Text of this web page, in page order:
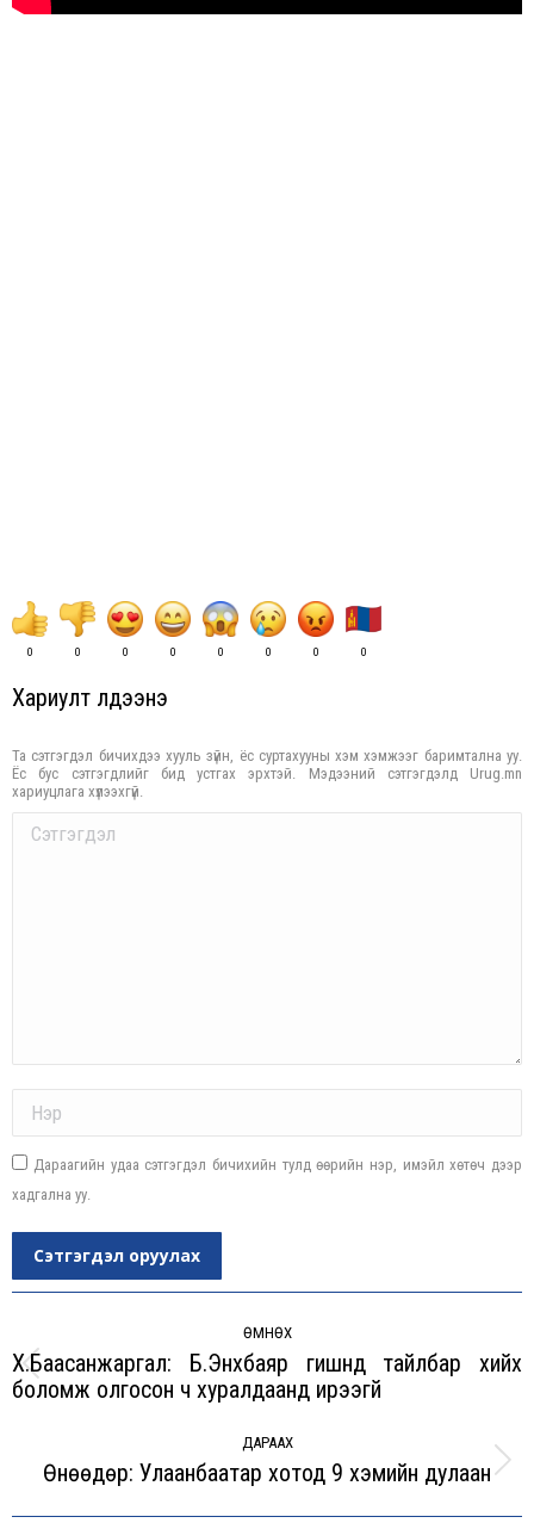
0 0 0 0 0 0 0 0
Хариулт үлдээнэ үү
Та сэтгэгдэл бичихдээ хууль зүйн, ёс суртахууны хэм хэмжээг баримтална уу.
Ёс бус сэтгэгдлийг бид устгах эрхтэй. Мэдээний сэтгэгдэлд Urug.mn
хариуцлага хүлээхгүй.
Comment
Дараагийн удаа сэтгэгдэл бичихийн тулд өөрийн нэр, имэйл хөтөч дээр
хадгална уу.
Сэтгэгдэл оруулах
ӨМНӨХ
Previous
post:
Х.Баасанжаргал: Б.Энхбаяр гишүүнд тайлбар хийх
боломж олгосон ч хуралдаанд ирээгүй
ДАРААХ
Next
Өнөөдөр: Улаанбаатар хотод 9 хэмийн дулаан